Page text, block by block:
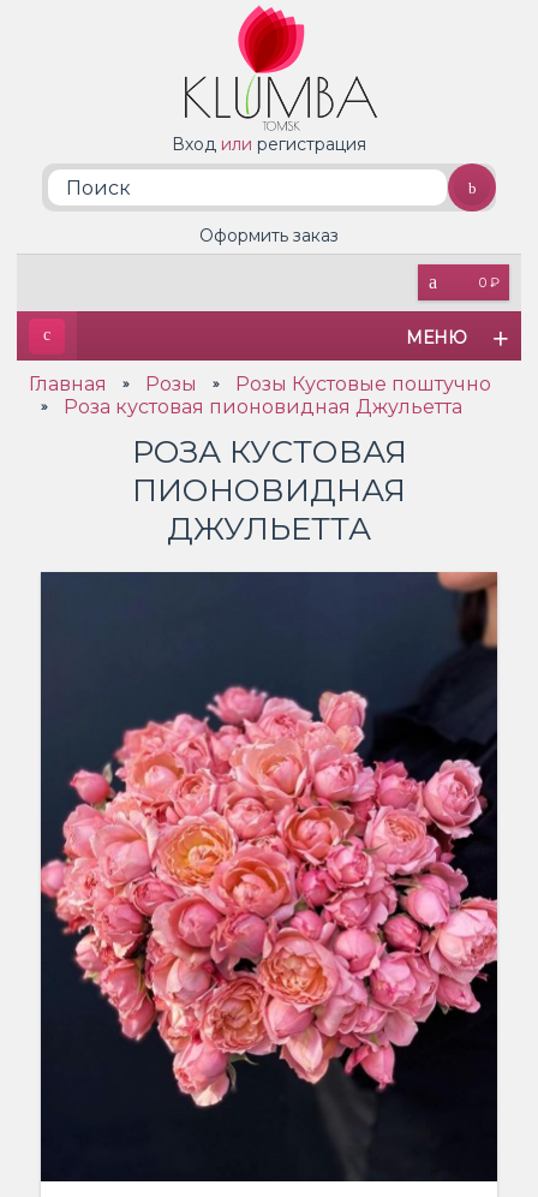
Вход или регистрация
0 ₽
Оформить заказ
МЕНЮ
Главная » Розы » Розы Кустовые поштучно
» Роза кустовая пионовидная Джульетта
РОЗА КУСТОВАЯ
ПИОНОВИДНАЯ
ДЖУЛЬЕТТА